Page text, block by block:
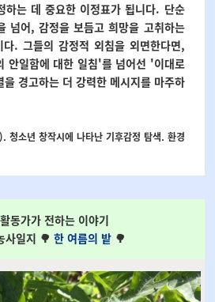
하는 데 중요한 이정표가 됩니다. 단순
넘어, 감정을 보듬고 희망을 고취하는
. 그들의 감정적 외침을 외면한다면,
안일함에 대한 일침'를 넘어선 '이대로
경고하는 더 강력한 메시지를 마주하
청소년 창작시에 나타난 기후감정 탐색. 환경
동가가 전하는 이야기
사일지 🌳 한 여름의 밭 🌳